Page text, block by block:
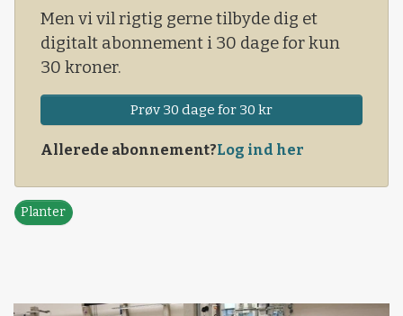
Men vi vil rigtig gerne tilbyde dig et
digitalt abonnement i 30 dage for kun
30 kroner.
Prøv 30 dage for 30 kr
Allerede abonnement?Log ind her
Planter